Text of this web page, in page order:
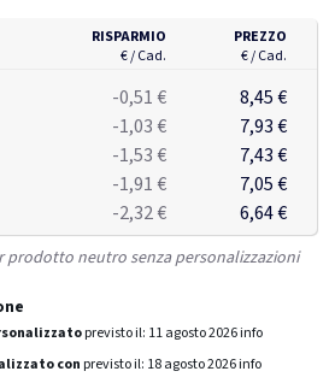
RISPARMIO
€ / Cad.
PREZZO
€ / Cad.
-0,51 €
8,45 €
-1,03 €
7,93 €
-1,53 €
7,43 €
-1,91 €
7,05 €
-2,32 € 6,64 €
prodotto neutro senza personalizzazioni
previsto il: 11 agosto 2026info
con previsto il: 18 agosto 2026info